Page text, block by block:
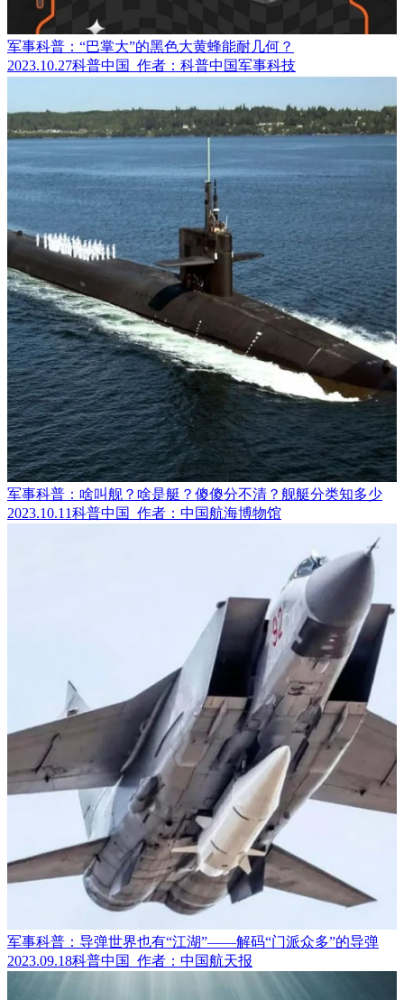
军事科普：“巴掌大”的黑色大黄蜂能耐几何？
2023.10.27科普中国 作者：科普中国军事科技
军事科普：啥叫舰？啥是艇？傻傻分不清？舰艇分类知多少
2023.10.11科普中国 作者：中国航海博物馆
军事科普：导弹世界也有“江湖”——解码“门派众多”的导弹
2023.09.18科普中国 作者：中国航天报